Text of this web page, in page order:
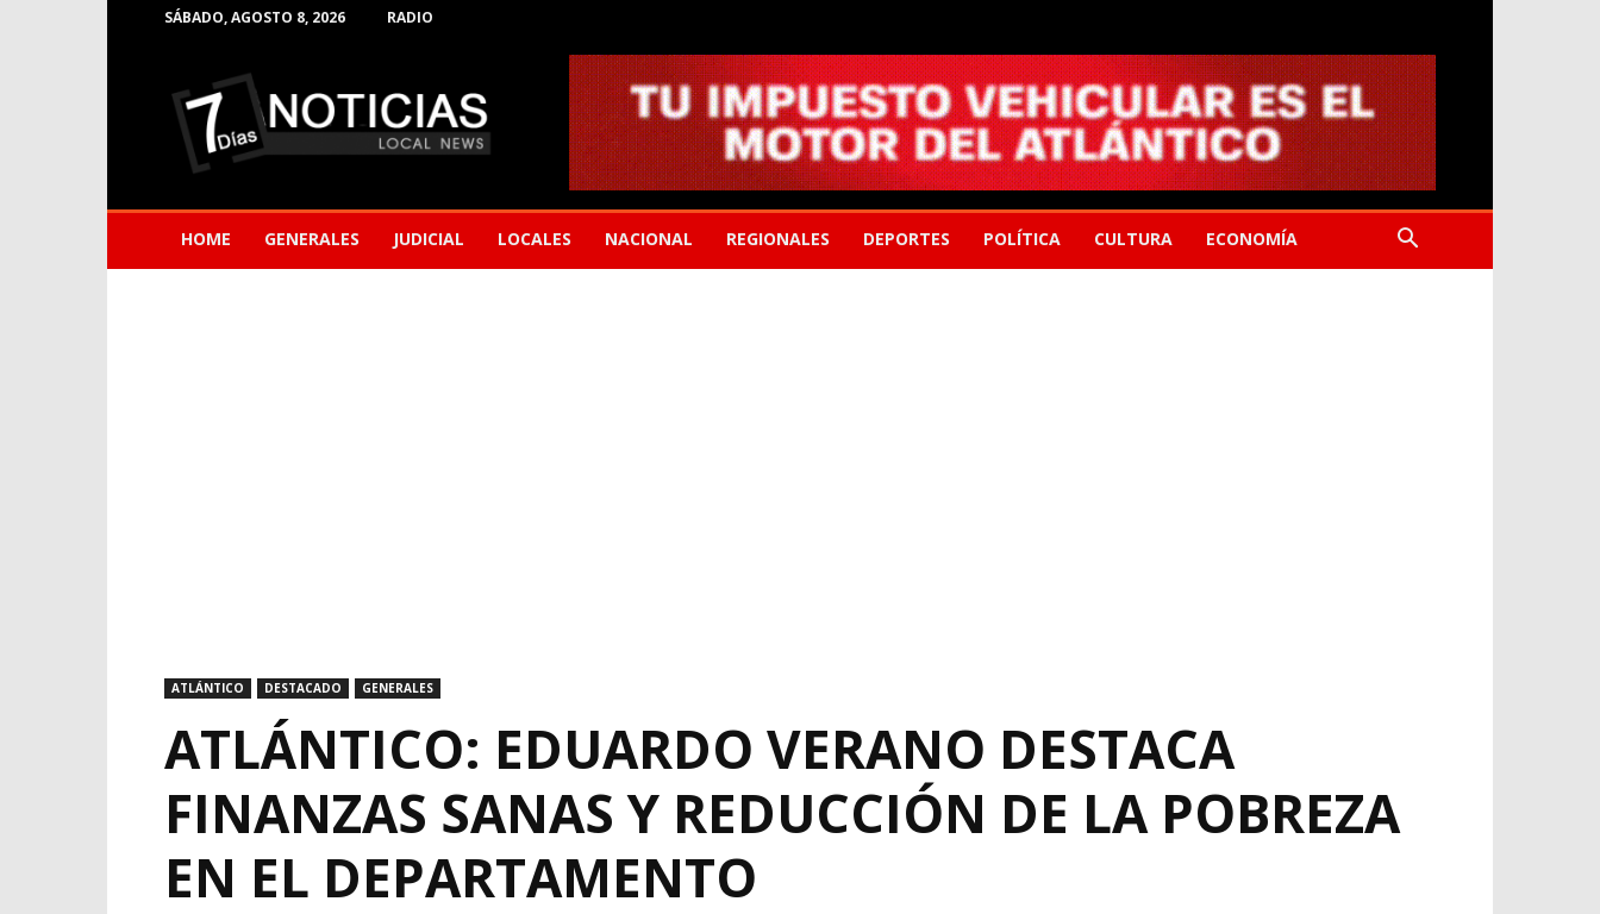
SÁBADO, AGOSTO 8, 2026 RADIO
Noticias
de
Barranquilla
HOME GENERALES JUDICIAL LOCALES NACIONAL REGIONALES DEPORTES POLÍTICA CULTURA ECONOMÍA
ATLÁNTICO DESTACADO GENERALES
ATLÁNTICO: EDUARDO VERANO DESTACA
FINANZAS SANAS Y REDUCCIÓN DE LA POBREZA
EN EL DEPARTAMENTO